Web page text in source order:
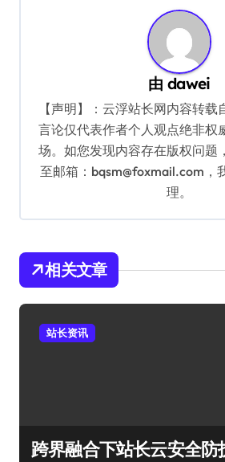
由dawei
【声明】：云浮站长网内容转
言论仅代表作者个人观点绝非权
场。如您发现内容存在版权问题
至邮箱：bqsm@foxmail.com，
理。
相关文章
站长资讯
跨界融合下站长云安全防